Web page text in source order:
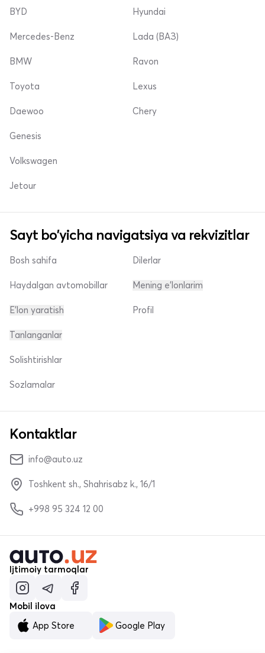
BYD
Mercedes-Benz
Hyundai
Lada (ВАЗ)
BMW
Toyota
Daewoo
Ravon
Lexus
Chery
Genesis
Volkswagen
Jetour
Sayt bo'yicha navigatsiya va rekvizitlar
Bosh sahifa
Haydalgan avtomobillar
E'lon yaratish
Dilerlar
Mening e'lonlarim
Profil
Tanlanganlar
Solishtirishlar
Sozlamalar
Kontaktlar
info@auto.uz
Toshkent sh., Shahrisabz k., 16/1
+998 95 324 12 00
Ijtimoiy tarmoqlar
Mobil ilova
App Store
Google Play